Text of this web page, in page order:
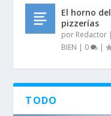
El horno
pizzerías
por Redactor
BIEN | 0 |
TODO